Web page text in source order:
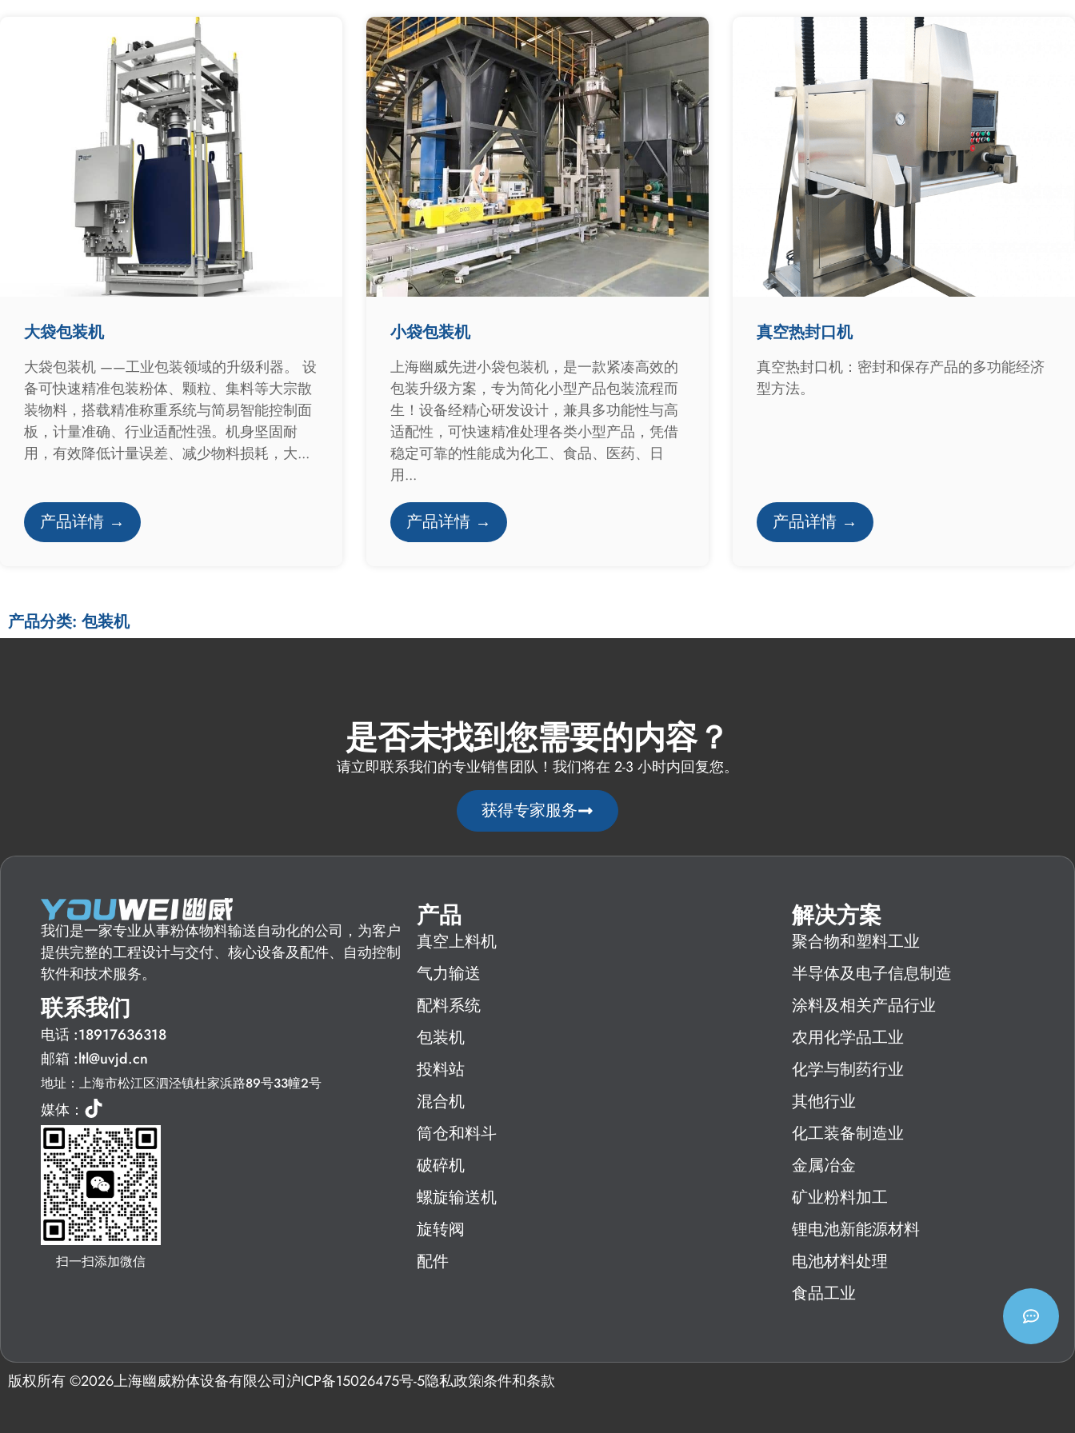
大袋包装机
大袋包装机 ——工业包装领域的升级利器。 设
备可快速精准包装粉体、颗粒、集料等大宗散
装物料，搭载精准称重系统与简易智能控制面
板，计量准确、行业适配性强。机身坚固耐
用，有效降低计量误差、减少物料损耗，大...
产品详情 →
小袋包装机
上海幽威先进小袋包装机，是一款紧凑高效的
包装升级方案，专为简化小型产品包装流程而
生！设备经精心研发设计，兼具多功能性与高
适配性，可快速精准处理各类小型产品，凭借
稳定可靠的性能成为化工、食品、医药、日
用...
产品详情 →
真空热封口机
真空热封口机：密封和保存产品的多功能经济
型方法。
产品详情 →
产品分类: 包装机
是否未找到您需要的内容？
请立即联系我们的专业销售团队！我们将在 2-3 小时内回复您。
获得专家服务
我们是一家专业从事粉体物料输送自动化的公司，为客户
提供完整的工程设计与交付、核心设备及配件、自动控制
软件和技术服务。
联系我们
电话 :18917636318
邮箱 :ltl@uvjd.cn
地址：上海市松江区泗泾镇杜家浜路89号33幢2号
媒体：
扫一扫添加微信
产品
真空上料机
气力输送
配料系统
包装机
投料站
混合机
筒仓和料斗
破碎机
螺旋输送机
旋转阀
配件
解决方案
聚合物和塑料工业
半导体及电子信息制造
涂料及相关产品行业
农用化学品工业
化学与制药行业
其他行业
化工装备制造业
金属冶金
矿业粉料加工
锂电池新能源材料
电池材料处理
食品工业
版权所有 ©2026上海幽威粉体设备有限公司沪ICP备15026475号-5隐私政策条件和条款